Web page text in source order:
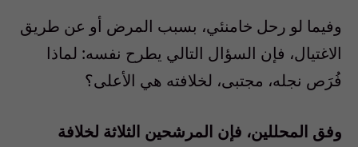
وفيما لو رحل خامنئي، بسبب المرض أو عن طريق
الاغتيال، فإن السؤال التالي يطرح نفسه: لماذا
فُرَص نجله، مجتبى، لخلافته هي الأعلى؟
وفق المحللين، فإن المرشحين الثلاثة لخلافة